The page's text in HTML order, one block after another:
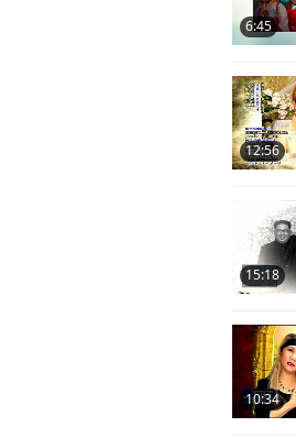
6:45
12:56
15:18
10:34